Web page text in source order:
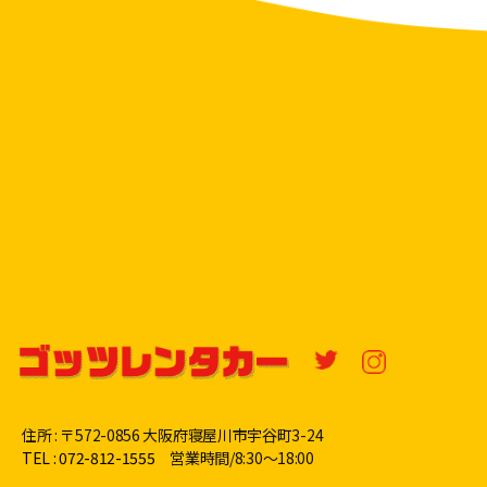
住所 : 〒572-0856 大阪府寝屋川市宇谷町3-24
TEL : 072-812-1555 営業時間/8:30〜18:00